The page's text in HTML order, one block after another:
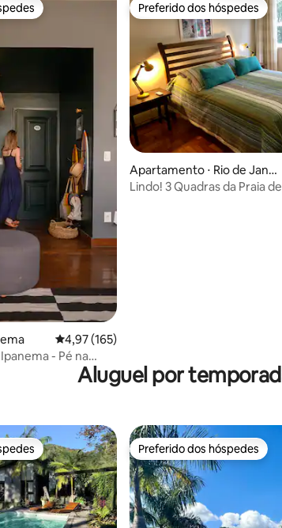
dos hóspedes
4,97 de uma avaliação média de 5, 165
4,97 (165)
- Pé na
Preferido dos hóspedes
Preferido dos hóspedes
Apartamento ⋅ Rio de Janeir
o
Lindo! 3 Quadras da Praia
Aluguel por
dos hóspedes Preferido dos hóspedes
Preferido dos hóspedes